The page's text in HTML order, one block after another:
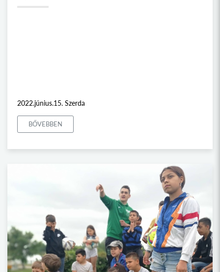
2022.június.15. Szerda
BŐVEBBEN